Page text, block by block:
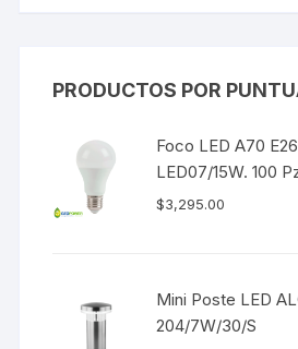
PRODUCTOS POR
Foco LED A70
LED07/15W. 100
$3,295.00
Mini Poste LED
204/7W/30/S